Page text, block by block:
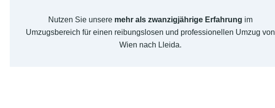
Nutzen Sie unsere mehr als zwanzigjährige Erfahrung im
Umzugsbereich für einen reibungslosen und professionellen Umzug von
Wien nach Lleida.